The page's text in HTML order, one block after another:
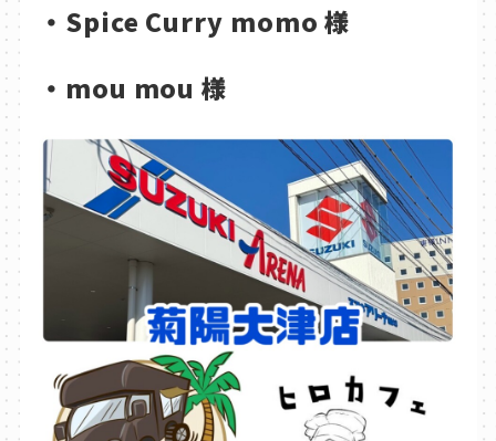
・Spice Curry momo 様
・mou mou 様